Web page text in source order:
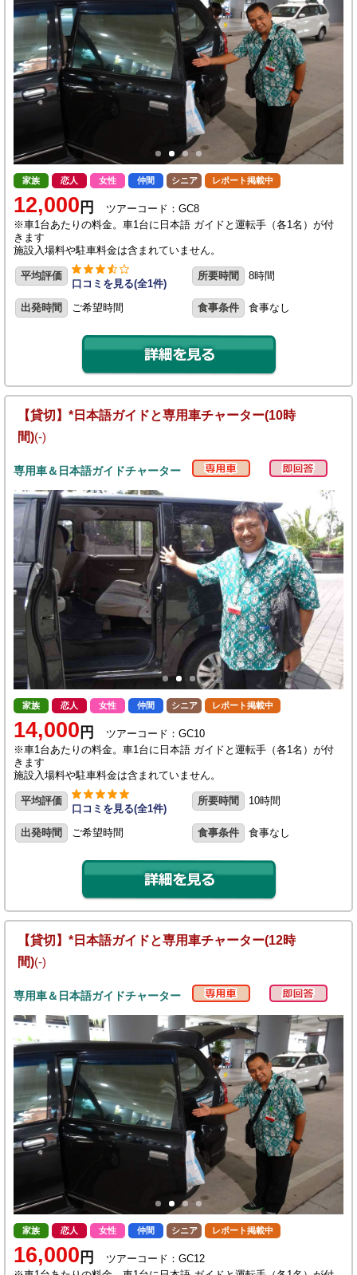
家族 恋人 女性 仲間 シニア レポート掲載中
12,000 円
ツアーコード：GC8
※車1台あたりの料金。車1台に日本語 ガイドと運転手（各1名）が付
きます
施設入場料や駐車料金は含まれていません。
平均評価
口コミを見る(全1件)
所要時間 8時間
出発時間 ご希望時間 食事条件 食事なし
【貸切】*日本語ガイドと専用車チャーター(10時
間)(-)
専用車＆日本語ガイドチャーター
家族 恋人 女性 仲間 シニア レポート掲載中
14,000 円
ツアーコード：GC10
※車1台あたりの料金。車1台に日本語 ガイドと運転手（各1名）が付
きます
施設入場料や駐車料金は含まれていません。
平均評価
口コミを見る(全1件)
所要時間 10時間
出発時間 ご希望時間 食事条件 食事なし
【貸切】*日本語ガイドと専用車チャーター(12時
間)(-)
専用車＆日本語ガイドチャーター
家族 恋人 女性 仲間 シニア レポート掲載中
16,000 円
ツアーコード：GC12